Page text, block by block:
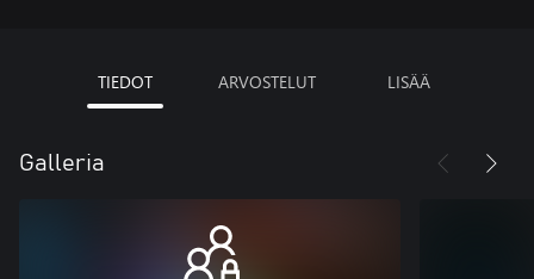
TIEDOT ARVOSTELUT LISÄÄ
Galleria